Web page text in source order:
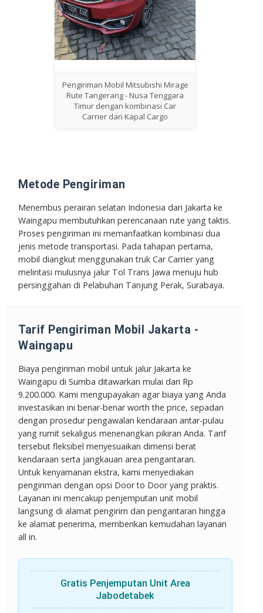
Pengiriman Mobil Mitsubishi Mirage
Rute Tangerang - Nusa Tenggara
Timur dengan kombinasi Car
Carrier dan Kapal Cargo
Metode Pengiriman
Menembus perairan selatan Indonesia dari Jakarta ke
Waingapu membutuhkan perencanaan rute yang taktis.
Proses pengiriman ini memanfaatkan kombinasi dua
jenis metode transportasi. Pada tahapan pertama,
mobil diangkut menggunakan trukCar Carrieryang
melintasi mulusnya jalur Tol Trans Jawa menuju hub
persinggahan di Pelabuhan Tanjung Perak, Surabaya.
Tarif Pengiriman Mobil Jakarta -
Waingapu
Biaya pengiriman mobil untuk jalur Jakarta ke
Waingapu di Sumba ditawarkan mulai dari Rp
9.200.000. Kami mengupayakan agar biaya yang Anda
investasikan ini benar-benarworth the price, sepadan
dengan prosedur pengawalan kendaraan antar-pulau
yang rumit sekaligus menenangkan pikiran Anda. Tarif
tersebut fleksibel menyesuaikan dimensi berat
kendaraan serta jangkauan area pengantaran.
Untuk kenyamanan ekstra, kami menyediakan
pengiriman dengan opsi Door to Door yang praktis.
Layanan ini mencakup penjemputan unit mobil
langsung di alamat pengirim dan pengantaran hingga
ke alamat penerima, memberikan kemudahan layanan
all in.
Gratis Penjemputan Unit Area
Jabodetabek